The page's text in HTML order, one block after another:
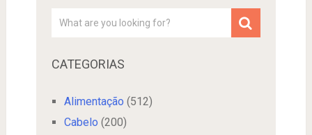
CATEGORIAS
Alimentação (512)
Cabelo (200)